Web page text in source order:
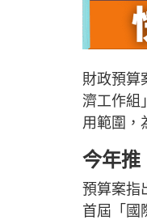
財政預算
濟工作組
用範圍，
今年推
預算案指
首屆「國